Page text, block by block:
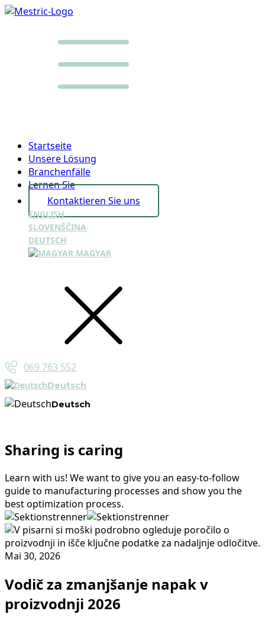
Startseite
Unsere Lösung
Branchenfälle
Lernen Sie
Kontaktieren Sie uns
ENGLISH
SLOVENŠČINA
DEUTSCH
MAGYAR
069 763 552
Deutsch
Deutsch
Sharing is caring
Learn with us! We want to give you an easy-to-follow
guide to manufacturing processes and show you the
best optimization process.
Mai 30, 2026
Vodič za zmanjšanje napak v
proizvodnji 2026